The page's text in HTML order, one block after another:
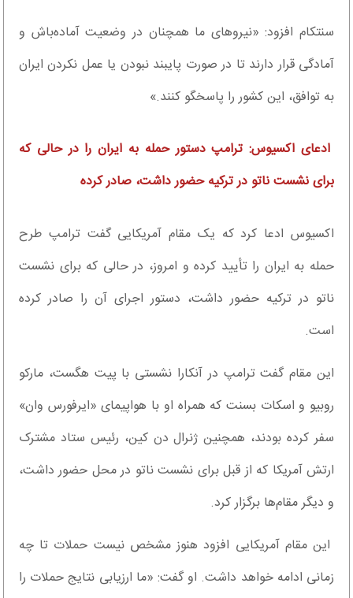
‌سنتکام افزود: «نیروهای ما همچنان در وضعیت آماده‌باش و
آمادگی قرار دارند تا در صورت پایبند نبودن یا عمل نکردن ایران
به توافق، این کشور را پاسخگو کنند.»
ادعای اکسیوس: ترامپ دستور حمله به ایران را در حالی که
برای نشست ناتو در ترکیه حضور داشت، صادر کرده
اکسیوس ادعا کرد که یک مقام آمریکایی گفت ترامپ طرح
حمله به ایران را تأیید کرده و امروز، در حالی که برای نشست
ناتو در ترکیه حضور داشت، دستور اجرای آن را صادر کرده
است.
این مقام گفت ترامپ در آنکارا نشستی با پیت هگست، مارکو
روبیو و اسکات بسنت که همراه او با هواپیمای «ایرفورس وان»
سفر کرده بودند، همچنین ژنرال دن کین، رئیس ستاد مشترک
ارتش آمریکا که از قبل برای نشست ناتو در محل حضور داشت،
و دیگر مقام‌ها برگزار کرد.
این مقام آمریکایی افزود هنوز مشخص نیست حملات تا چه
زمانی ادامه خواهد داشت. او گفت: «ما ارزیابی نتایج حملات را